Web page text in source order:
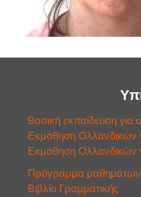
Βασική εκπαίδευση για
Εκμάθηση Ολλανδικών
Εκμάθηση Ολλανδικών
Πρόγραμμα μαθημάτων
Βιβλίο Γραμματικής